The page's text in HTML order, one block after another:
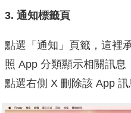
3. 通知標籤頁
點選「通知」頁籤，這裡
照 App 分類顯示相關訊息
點選右側 X 刪除該 App 訊